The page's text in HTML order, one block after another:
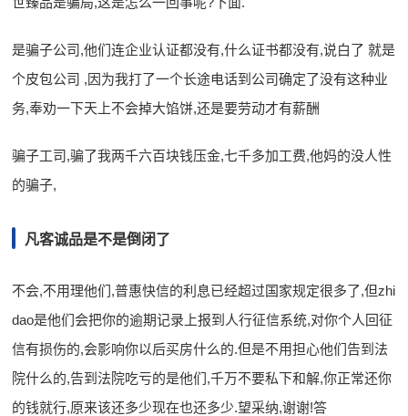
是骗子公司,他们连企业认证都没有,什么证书都没有,说白了 就是
个皮包公司 ,因为我打了一个长途电话到公司确定了没有这种业
务,奉劝一下天上不会掉大馅饼,还是要劳动才有薪酬
骗子工司,骗了我两千六百块钱压金,七千多加工费,他妈的没人性
的骗子,
凡客诚品是不是倒闭了
不会,不用理他们,普惠快信的利息已经超过国家规定很多了,但zhi
dao是他们会把你的逾期记录上报到人行征信系统,对你个人回征
信有损伤的,会影响你以后买房什么的.但是不用担心他们告到法
院什么的,告到法院吃亏的是他们,千万不要私下和解,你正常还你
的钱就行,原来该还多少现在也还多少.望采纳,谢谢!答